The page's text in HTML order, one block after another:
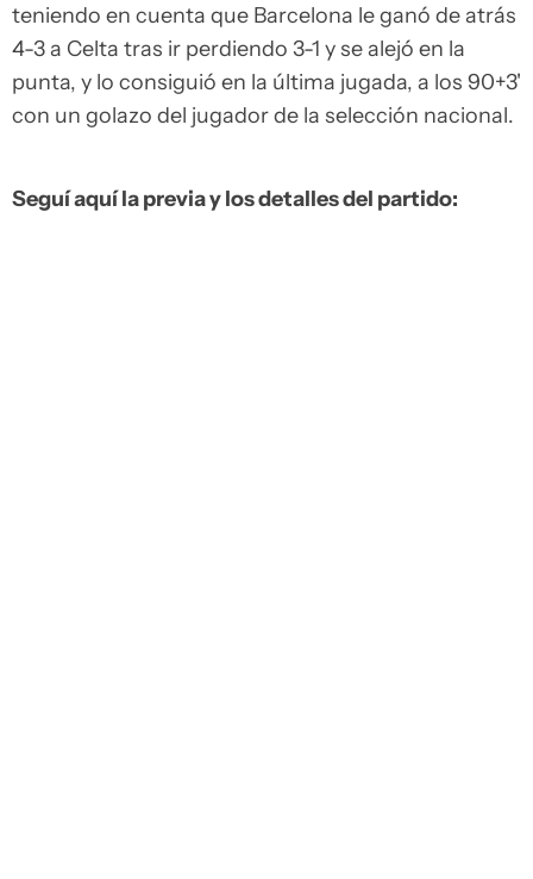
teniendo en cuenta que Barcelona le ganó de atrás
4-3 a Celta tras ir perdiendo 3-1 y se alejó en la
punta, y lo consiguió en la última jugada, a los 90+3'
con un golazo del jugador de la selección nacional.
Seguí aquí la previa y los detalles del partido: